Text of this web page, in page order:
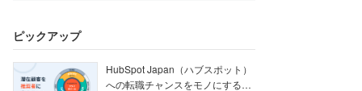
ピックアップ
HubSpot Japan（ハブスポット）
への転職チャンスをモノにする